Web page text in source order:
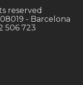
reserved
- Barcelona
506 723